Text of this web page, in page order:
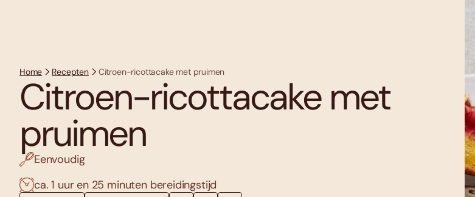
Home Recepten Citroen-ricottacake met pruimen
Citroen-ricottacake met
pruimen
Eenvoudig
ca. 1 uur en 25 minuten bereidingstijd